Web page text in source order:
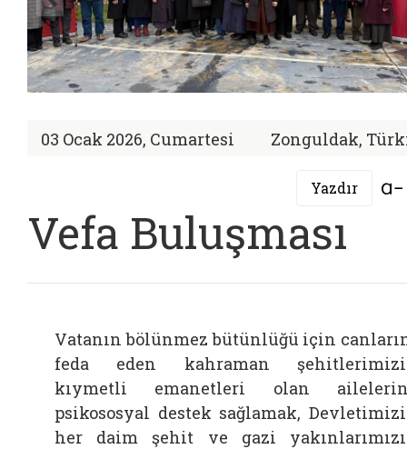
03 Ocak 2026, Cumartesi Zonguldak,
Yazdır
Vefa Buluşması
Vatanın bölünmez bütünlüğü için
feda eden kahraman
kıymetli emanetleri olan
psikososyal destek sağlamak,
her daim şehit ve gazi